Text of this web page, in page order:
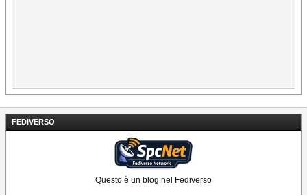
FEDIVERSO
Questo è un blog nel Fediverso